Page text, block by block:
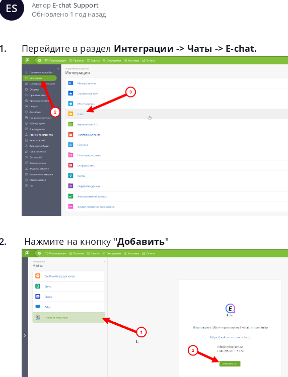
ES Автор E-chat Support
Обновлено 1 год назад
Перейдите в раздел Интеграции -> Чаты -> E-chat.
Нажмите на кнопку "Добавить"